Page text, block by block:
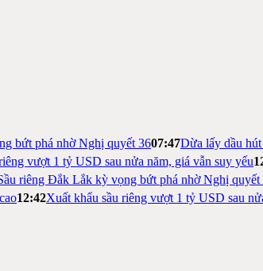
bứt phá nhờ Nghị quyết 3607:47Dừa lấy dầu
vượt 1 tỷ USD sau nửa năm, giá vẫn suy yếu
riêng Đắk Lắk kỳ vọng bứt phá nhờ Nghị quyết
12:42Xuất khẩu sầu riêng vượt 1 tỷ USD sau